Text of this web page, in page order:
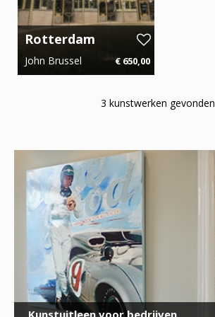
Rotterdam
Blijdorp
John Brussel € 650,00
3 kunstwerken gevonden